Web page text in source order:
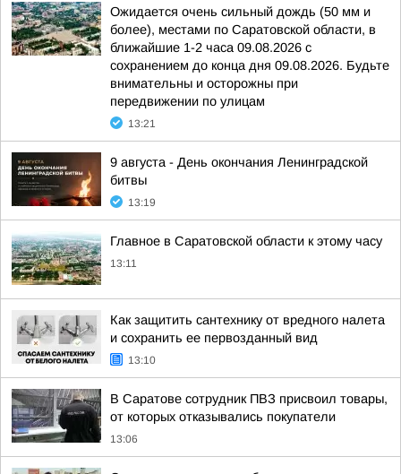
Ожидается очень сильный дождь (50 мм и
более), местами по Саратовской области, в
ближайшие 1-2 часа 09.08.2026 с
сохранением до конца дня 09.08.2026. Будьте
внимательны и осторожны при
передвижении по улицам
13:21
9 августа - День окончания Ленинградской
битвы
13:19
Главное в Саратовской области к этому часу
13:11
Как защитить сантехнику от вредного налета
и сохранить ее первозданный вид
13:10
В Саратове сотрудник ПВЗ присвоил товары,
от которых отказывались покупатели
13:06